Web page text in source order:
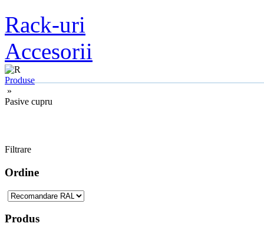
Rack-uri
Accesorii
Produse
»
Pasive cupru
Filtrare
Ordine
Produs